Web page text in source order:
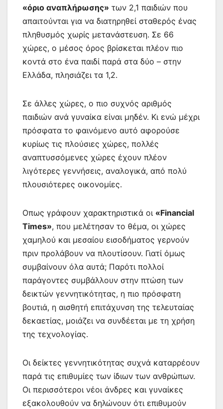
«όριο αναπλήρωσης» των 2,1 παιδιών που
απαιτούνται για να διατηρηθεί σταθερός ένας
πληθυσμός χωρίς μετανάστευση. Σε 66
χώρες, ο μέσος όρος βρίσκεται πλέον πιο
κοντά στο ένα παιδί παρά στα δύο – στην
Ελλάδα, πλησιάζει τα 1,2.
Σε άλλες χώρες, ο πιο συχνός αριθμός
παιδιών ανά γυναίκα είναι μηδέν. Κι ενώ μέχρι
πρόσφατα το φαινόμενο αυτό αφορούσε
κυρίως τις πλούσιες χώρες, πολλές
αναπτυσσόμενες χώρες έχουν πλέον
λιγότερες γεννήσεις, αναλογικά, από πολύ
πλουσιότερες οικονομίες.
Οπως γράφουν χαρακτηριστικά οι «Financial
Times», που μελέτησαν το θέμα, οι χώρες
χαμηλού και μεσαίου εισοδήματος γερνούν
πριν προλάβουν να πλουτίσουν. Γιατί όμως
συμβαίνουν όλα αυτά; Παρότι πολλοί
παράγοντες συμβάλλουν στην πτώση των
δεικτών γεννητικότητας, η πιο πρόσφατη
βουτιά, η αισθητή επιτάχυνση της τελευταίας
δεκαετίας, μοιάζει να συνδέεται με τη χρήση
της τεχνολογίας.
Οι δείκτες γεννητικότητας συχνά καταρρέουν
παρά τις επιθυμίες των ίδιων των ανθρώπων.
Οι περισσότεροι νέοι άνδρες και γυναίκες
εξακολουθούν να δηλώνουν ότι επιθυμούν